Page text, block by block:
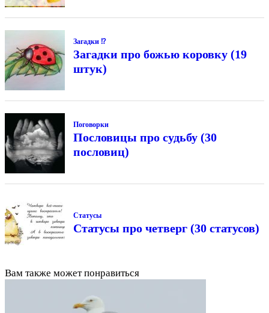
Загадки ⁉
Загадки про божью коровку (19
штук)
Поговорки
Пословицы про судьбу (30
пословиц)
Статусы
Статусы про четверг (30 статусов)
Вам также может понравиться